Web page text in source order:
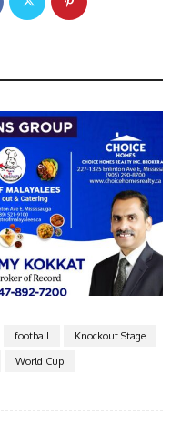
football
Knockout Stage
World Cup